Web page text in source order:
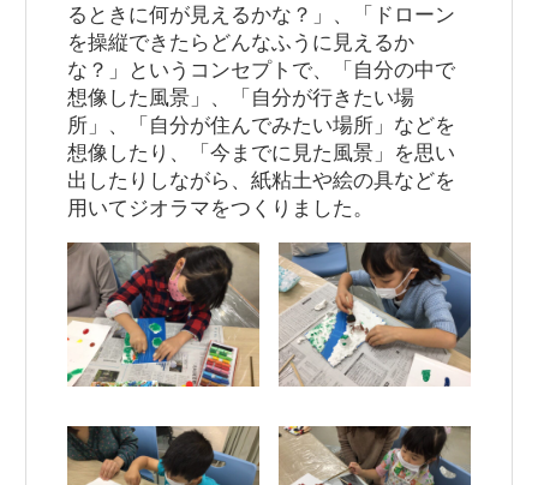
るときに何が見えるかな？」、「ドローン
を操縦できたらどんなふうに見えるか
な？」というコンセプトで、「自分の中で
想像した風景」、「自分が行きたい場
所」、「自分が住んでみたい場所」などを
想像したり、「今までに見た風景」を思い
出したりしながら、紙粘土や絵の具などを
用いてジオラマをつくりました。